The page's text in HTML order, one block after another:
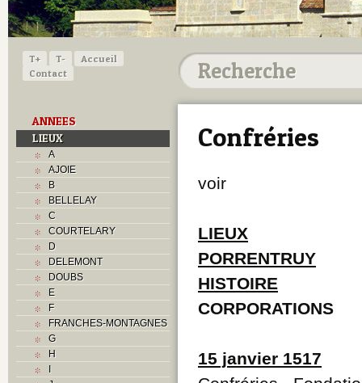
T+ T-
Accueil
Contact
ANNEES
LIEUX
A
AJOIE
B
BELLELAY
C
COURTELARY
D
DELEMONT
DOUBS
E
F
FRANCHES-MONTAGNES
G
H
I
Confréries
voir
LIEUX
PORRENTRUY
HISTOIRE
CORPORATIONS
15 janvier 1517